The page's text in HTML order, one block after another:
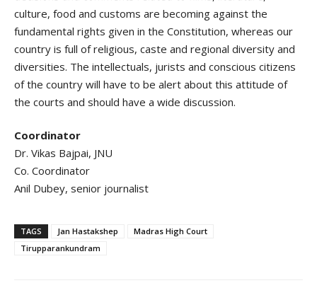
culture, food and customs are becoming against the
fundamental rights given in the Constitution, whereas our
country is full of religious, caste and regional diversity and
diversities. The intellectuals, jurists and conscious citizens
of the country will have to be alert about this attitude of
the courts and should have a wide discussion.
Coordinator
Dr. Vikas Bajpai, JNU
Co. Coordinator
Anil Dubey, senior journalist
TAGS Jan Hastakshep
Madras High Court
Tirupparankundram